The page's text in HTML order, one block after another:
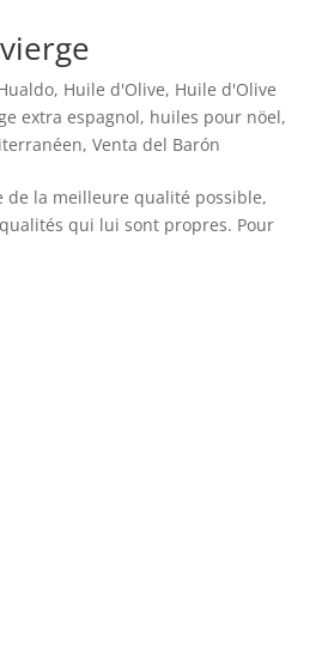
, Huile d'Olive, Huile d'Olive
extra espagnol, huiles pour nöel,
,Venta del Barón
la meilleure qualité possible,
qui lui sont propres. Pour